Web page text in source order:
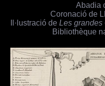
Abadia
Coronació de
Il·lustració de Les grandes
Bibliothèque